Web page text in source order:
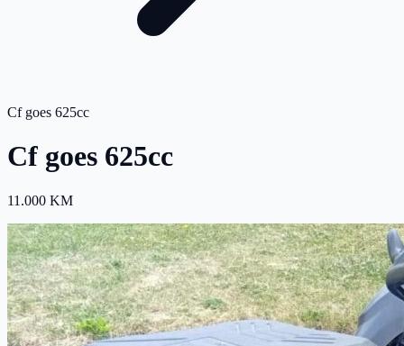
Cf goes 625cc
Cf goes 625cc
11.000 KM